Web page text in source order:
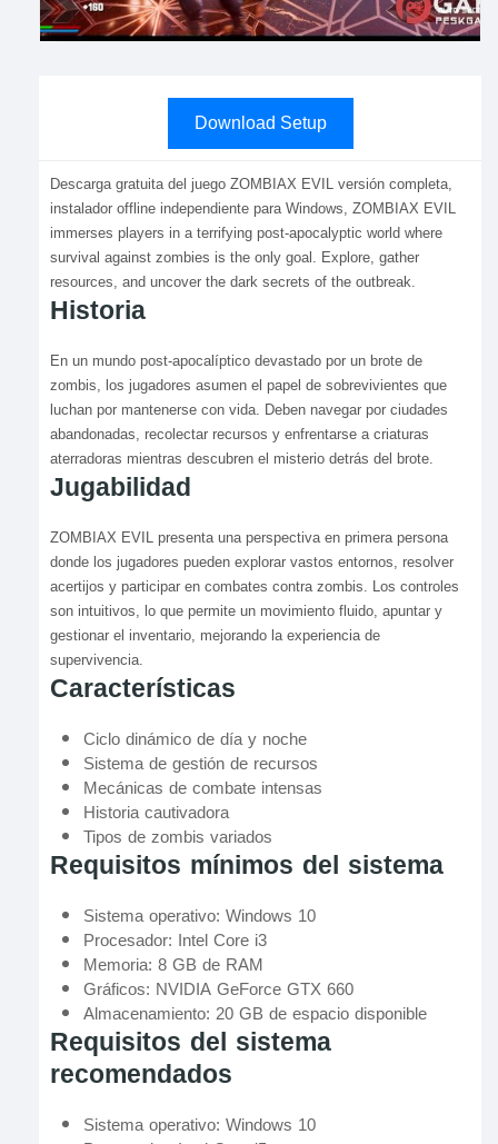
Download Setup
Descarga gratuita del juego ZOMBIAX EVIL versión completa,
instalador offline independiente para Windows, ZOMBIAX EVIL
immerses players in a terrifying post-apocalyptic world where
survival against zombies is the only goal. Explore, gather
resources, and uncover the dark secrets of the outbreak.
Historia
En un mundo post-apocalíptico devastado por un brote de
zombis, los jugadores asumen el papel de sobrevivientes que
luchan por mantenerse con vida. Deben navegar por ciudades
abandonadas, recolectar recursos y enfrentarse a criaturas
aterradoras mientras descubren el misterio detrás del brote.
Jugabilidad
ZOMBIAX EVIL presenta una perspectiva en primera persona
donde los jugadores pueden explorar vastos entornos, resolver
acertijos y participar en combates contra zombis. Los controles
son intuitivos, lo que permite un movimiento fluido, apuntar y
gestionar el inventario, mejorando la experiencia de
supervivencia.
Características
Ciclo dinámico de día y noche
Sistema de gestión de recursos
Mecánicas de combate intensas
Historia cautivadora
Tipos de zombis variados
Requisitos mínimos del sistema
Sistema operativo: Windows 10
Procesador: Intel Core i3
Memoria: 8 GB de RAM
Gráficos: NVIDIA GeForce GTX 660
Almacenamiento: 20 GB de espacio disponible
Requisitos del sistema
recomendados
Sistema operativo: Windows 10